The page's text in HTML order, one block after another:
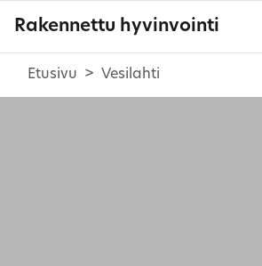
Rakennettu hyvinvointi
Etusivu Vesilahti